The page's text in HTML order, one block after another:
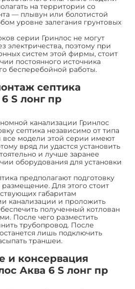
на территории со
— плывун или болотистой
уровне залегания грунтовых
серии Гринлос не могут
электричества, поэтому при
систем этой фирмы, стоит
постоянного источника
бесперебойной работы.
септика
S лонг пр
канализации Гринлос
септика независимо от типа
все модели этой серии имеют
вряд ли удастся установить
и лучше заранее
оборудования для установки
предполагают подготовку
Для этого стоит
габаритам
канализации и проложить
полученный котлован
После чего разместить
трубопровод. После
лишь подключить
траншеи.
и консервация
Аква 6 S лонг пр